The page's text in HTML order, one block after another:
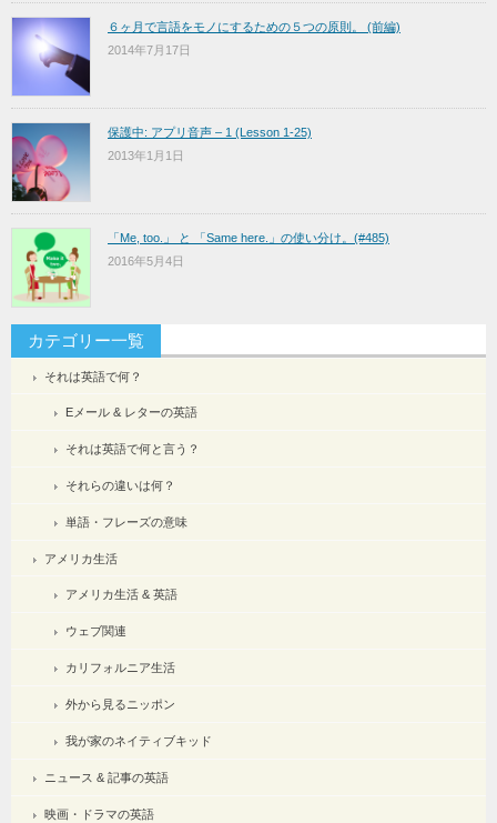
６ヶ月で言語をモノにするための５つの原則。 (前編)
2014年7月17日
保護中: アプリ音声 – 1 (Lesson 1-25)
2013年1月1日
「Me, too.」 と 「Same here.」の使い分け。(#485)
2016年5月4日
カテゴリー一覧
それは英語で何？
Eメール & レターの英語
それは英語で何と言う？
それらの違いは何？
単語・フレーズの意味
アメリカ生活
アメリカ生活 & 英語
ウェブ関連
カリフォルニア生活
外から見るニッポン
我が家のネイティブキッド
ニュース & 記事の英語
映画・ドラマの英語